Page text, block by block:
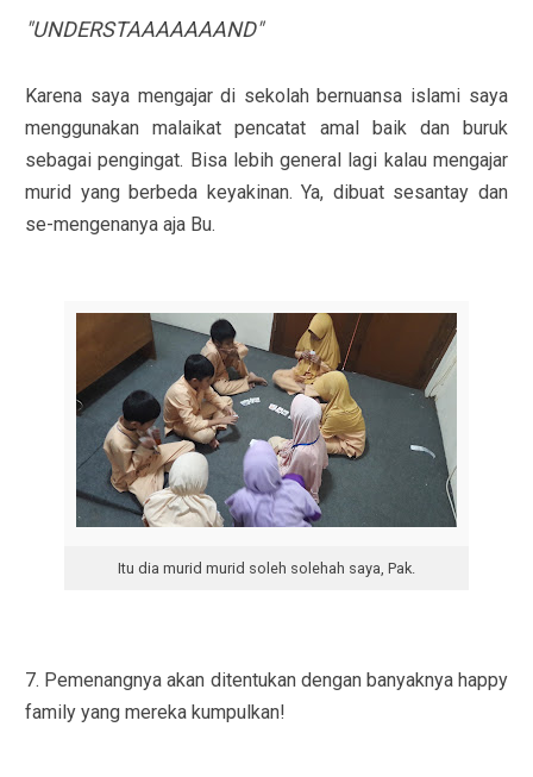
"UNDERSTAAAAAAAND"
Karena saya mengajar di sekolah bernuansa islami saya
menggunakan malaikat pencatat amal baik dan buruk
sebagai pengingat. Bisa lebih general lagi kalau mengajar
murid yang berbeda keyakinan. Ya, dibuat sesantay dan
se-mengenanya aja Bu.
Itu dia murid murid soleh solehah saya, Pak.
7. Pemenangnya akan ditentukan dengan banyaknya happy
family yang mereka kumpulkan!